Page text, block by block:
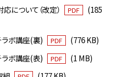
について（改定） PDF
(185
ラボ講座(裏)
PDF
(776 KB)
ラボ講座(表)
PDF
(1 MB)